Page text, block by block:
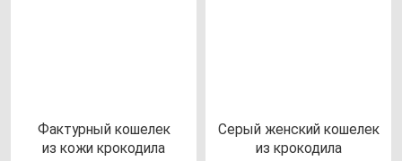
Фак­тур­ный ко­ше­лек
из ко­жи кро­ко­ди­ла
Серый жен­ский ко­ше­лек
из кро­ко­ди­ла